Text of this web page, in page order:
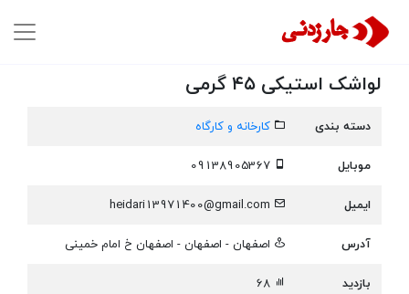
لواشک استیکی ۴۵ گرمی
دسته بندی
کارخانه و کارگاه
موبایل
ایمیل
heidari13971400@gmail.com
آدرس
اصفهان - اصفهان - اصفهان خ امام خمینی
بازدید